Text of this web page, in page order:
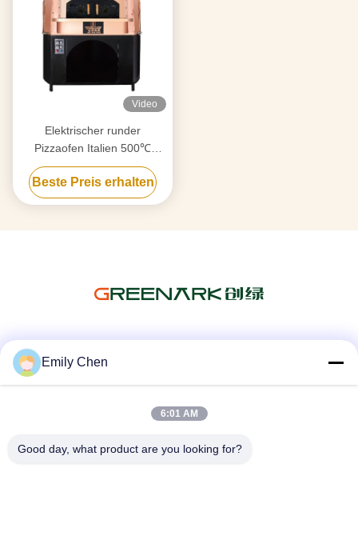
Video
Elektrischer runder
Pizzaofen Italien 500℃
Hochtemperatur
Beste Preis erhalten
Emily Chen
6:01 AM
Good day, what product are you looking for?